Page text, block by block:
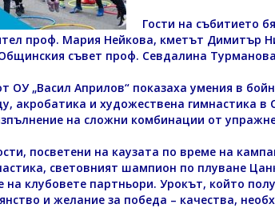
Гости на събитието
проф. Мария Нейкова, кметът Димитър
съвет проф. Севдалина
ОУ „Васил Априлов“ показаха умения в
акробатика и художествена гимнастика в
на сложни комбинации от
посветени на каузата по време на
световният шампион по плуване
на клубовете партньори. Урокът, който
и желание за победа – качества,